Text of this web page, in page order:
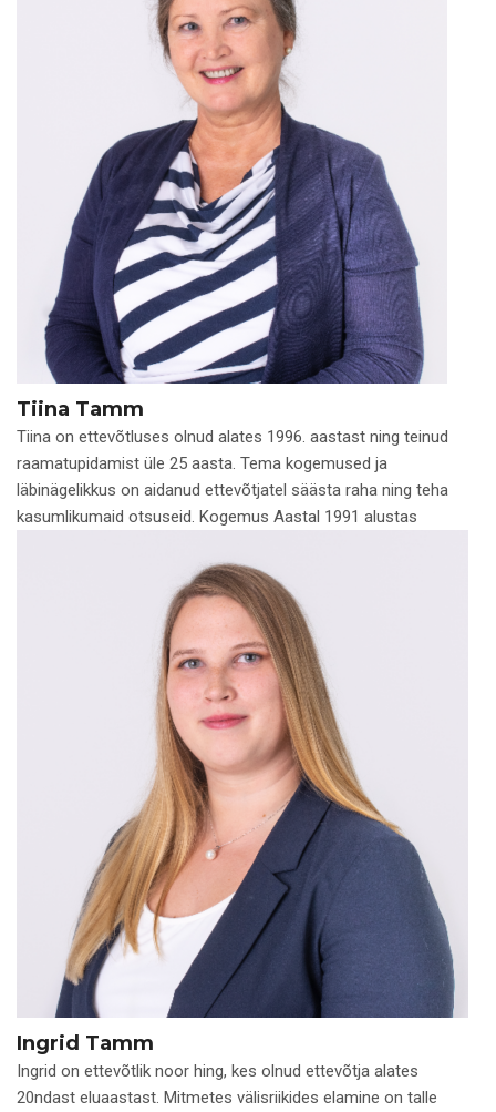
Tiina Tamm
Tiina on ettevõtluses olnud alates 1996. aastast ning teinud
raamatupidamist üle 25 aasta. Tema kogemused ja
läbinägelikkus on aidanud ettevõtjatel säästa raha ning teha
kasumlikumaid otsuseid. Kogemus Aastal 1991 alustas
Ingrid Tamm
Ingrid on ettevõtlik noor hing, kes olnud ettevõtja alates
20ndast eluaastast. Mitmetes välisriikides elamine on talle